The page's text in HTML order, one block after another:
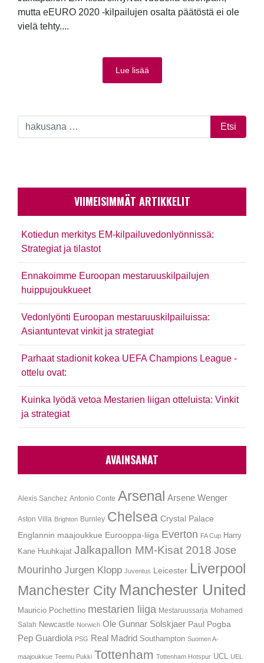
mutta eEURO 2020 -kilpailujen osalta päätöstä ei ole
vielä tehty....
Lue lisää
VIIMEISIMMÄT ARTIKKELIT
Kotiedun merkitys EM-kilpailuvedonlyönnissä:
Strategiat ja tilastot
Ennakoimme Euroopan mestaruuskilpailujen
huippujoukkueet
Vedonlyönti Euroopan mestaruuskilpailuissa:
Asiantuntevat vinkit ja strategiat
Parhaat stadionit kokea UEFA Champions League -
ottelu ovat:
Kuinka lyödä vetoa Mestarien liigan otteluista: Vinkit
ja strategiat
AVAINSANAT
Alexis Sanchez Antonio Conte Arsenal Arsene Wenger
Aston Villa Brighton Burnley Chelsea Crystal Palace
Englannin maajoukkue Eurooppa-liiga Everton FA Cup Harry
Kane Huuhkajat Jalkapallon MM-Kisat 2018 Jose
Mourinho Jurgen Klopp Juventus Leicester Liverpool
Manchester City Manchester United
Mauricio Pochettino mestarien liiga Mestaruussarja Mohamed
Salah Newcastle Norwich Ole Gunnar Solskjaer Paul Pogba
Pep Guardiola PSG Real Madrid Southampton Suomen A-
maajoukkue Teemu Pukki Tottenham Tottenham Hotspur UCL UEL